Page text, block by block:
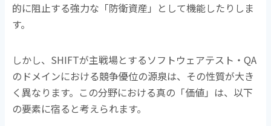
的に阻止する強力な「防衛資産」として機能したりしま
す。
しかし、 SHIFTが主戦場とするソフトウェアテスト・QA
のドメインにおける競争優位の源泉は、その性質が大き
く異なります。この分野における真の「価値」は、以下
の要素に宿ると考えられます。